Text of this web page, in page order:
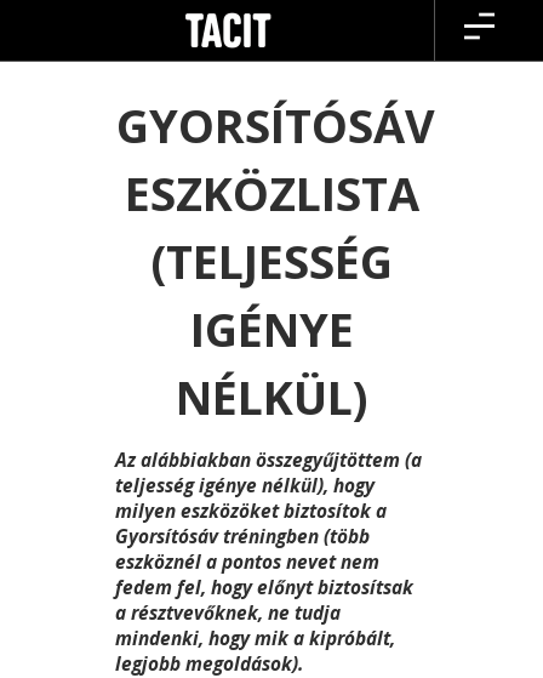
content
GYORSÍTÓSÁV
ESZKÖZLISTA
(TELJESSÉG
IGÉNYE
NÉLKÜL)
Az alábbiakban összegyűjtöttem (a
teljesség igénye nélkül), hogy
milyen eszközöket biztosítok a
Gyorsítósáv tréningben (több
eszköznél a pontos nevet nem
fedem fel, hogy előnyt biztosítsak
a résztvevőknek, ne tudja
mindenki, hogy mik a kipróbált,
legjobb megoldások).